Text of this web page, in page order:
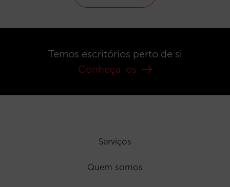
Temos escritórios perto de si
Conheça-os
Serviços
Quem somos